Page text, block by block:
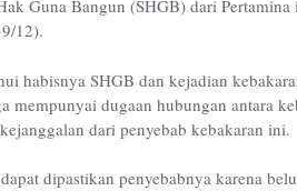
Guna Bangun (SHGB) dari
12).
habisnya SHGB dan kejadian
mempunyai dugaan hubungan antara
dari penyebab kebakaran ini.
dipastikan penyebabnya karena